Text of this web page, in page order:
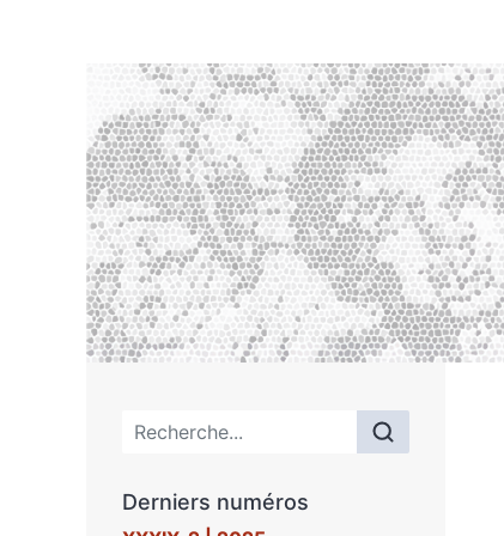
Menu principal
Derniers numéros